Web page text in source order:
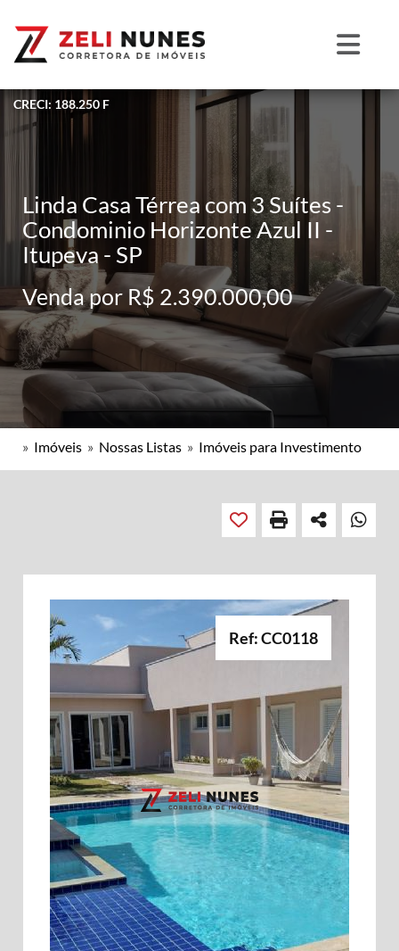
CRECI: 188.250 F
Linda Casa Térrea com 3 Suítes -
Condominio Horizonte Azul II -
Itupeva - SP
Venda por R$ 2.390.000,00
» Imóveis » Nossas Listas » Imóveis para Investimento
Ref: CC0118